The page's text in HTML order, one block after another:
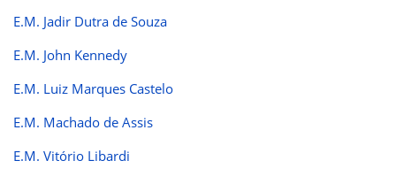
E.M. Jadir Dutra de Souza
E.M. John Kennedy
E.M. Luiz Marques Castelo
E.M. Machado de Assis
E.M. Vitório Libardi